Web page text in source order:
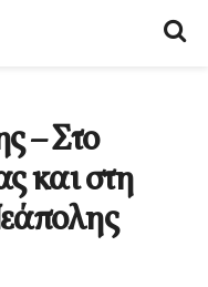
– Στο
και στη